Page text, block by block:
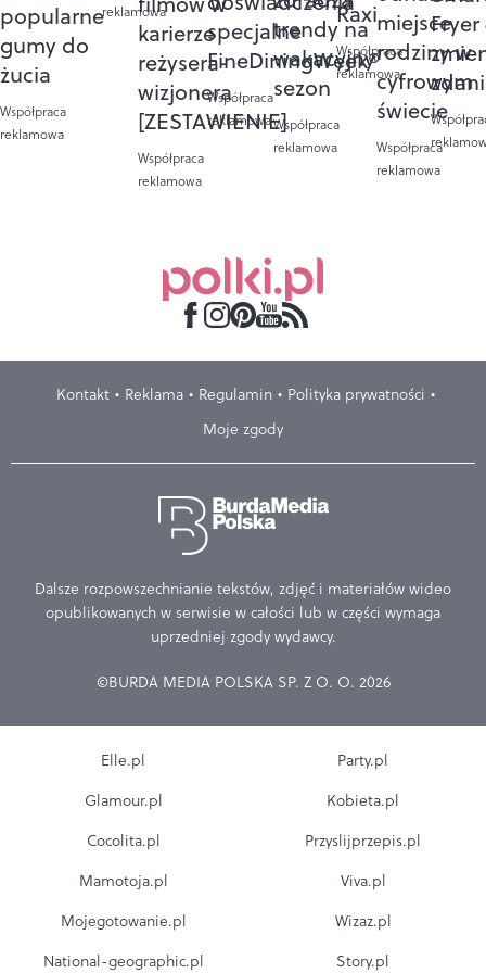
popularne
gumy do
żucia
Współpraca
reklamowa
reklamowa
karierze
reżysera-
wizjonera
[ZESTAWIENIE]
Współpraca
reklamowa
specjalne
FineDiningWeek®
Współpraca
reklamowa
trendy na
wakacyjny
sezon
Współpraca
reklamowa
Raxi
Współpraca
reklamowa
miejsce
rodziny w
cyfrowym
świecie
Współpraca
reklamowa
Fryer
Kontakt Reklama Regulamin
Polityka prywatności
Moje zgody
Dalsze rozpowszechnianie tekstów, zdjęć i materiałów wideo
opublikowanych w serwisie w całości lub w części wymaga
uprzedniej zgody wydawcy.
©BURDA MEDIA POLSKA SP. Z O. O. 2026
Elle.pl
Glamour.pl
Cocolita.pl
Mamotoja.pl
Mojegotowanie.pl
National-geographic.pl
Party.pl
Kobieta.pl
Przyslijprzepis.pl
Viva.pl
Wizaz.pl
Story.pl